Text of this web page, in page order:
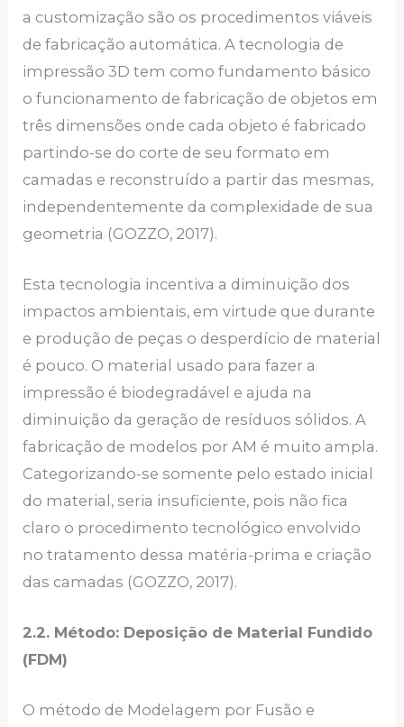
a customização são os procedimentos viáveis
de fabricação automática. A tecnologia de
impressão 3D tem como fundamento básico
o funcionamento de fabricação de objetos em
três dimensões onde cada objeto é fabricado
partindo-se do corte de seu formato em
camadas e reconstruído a partir das mesmas,
independentemente da complexidade de sua
geometria (GOZZO, 2017).
Esta tecnologia incentiva a diminuição dos
impactos ambientais, em virtude que durante
e produção de peças o desperdício de material
é pouco. O material usado para fazer a
impressão é biodegradável e ajuda na
diminuição da geração de resíduos sólidos. A
fabricação de modelos por AM é muito ampla.
Categorizando-se somente pelo estado inicial
do material, seria insuficiente, pois não fica
claro o procedimento tecnológico envolvido
no tratamento dessa matéria-prima e criação
das camadas (GOZZO, 2017).
2.2. Método: Deposição de Material Fundido
(FDM)
O método de Modelagem por Fusão e